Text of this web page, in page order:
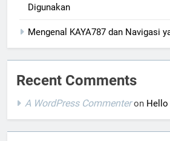
Digunakan
Mengenal KAYA787 dan Navigasi
Recent Comments
A WordPress Commenteron Hello